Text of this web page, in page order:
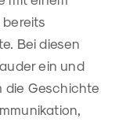
Bei diesen
ein und
die Geschichte